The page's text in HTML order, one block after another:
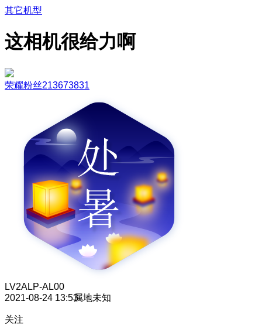
其它机型
这相机很给力啊
荣耀粉丝213673831
LV2ALP-AL00
2021-08-24 13:53属地未知
关注